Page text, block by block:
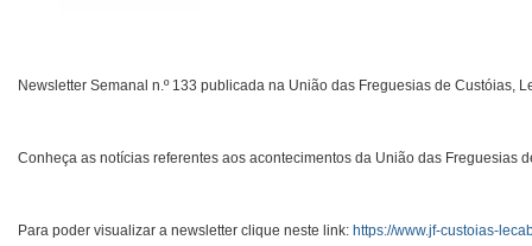
Newsletter Semanal n.º 133 publicada na União das Freguesias de Custóias,
Conheça as notícias referentes aos acontecimentos da União das Freguesias
Para poder visualizar a newsletter clique neste link: https://www.jf-custoias-